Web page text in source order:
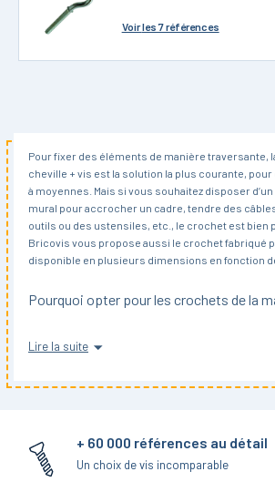
Voirles 7 références
Pour fixer des éléments de manière traversante,
cheville + vis est la solution la plus courante,
à moyennes. Mais si vous souhaitez disposer
mural pour accrocher un cadre, tendre des
outils ou des ustensiles, etc., le crochet est bien
Bricovis vous propose aussi le crochet fabriqué
disponible en plusieurs dimensions en fonction
Pourquoi opter pour les crochets de la
exemple, vous pouvez vous contenter de
plus robuste, il faudra vous tourner vers des
dernière assure une meilleure stabilité, permet
bonne profondeur et évite d’endommager le mur
Par ailleurs, puisqu’il se monte avec une cheville
Lire la suite
+ 60 000 références au détail
Un choix de vis incomparable